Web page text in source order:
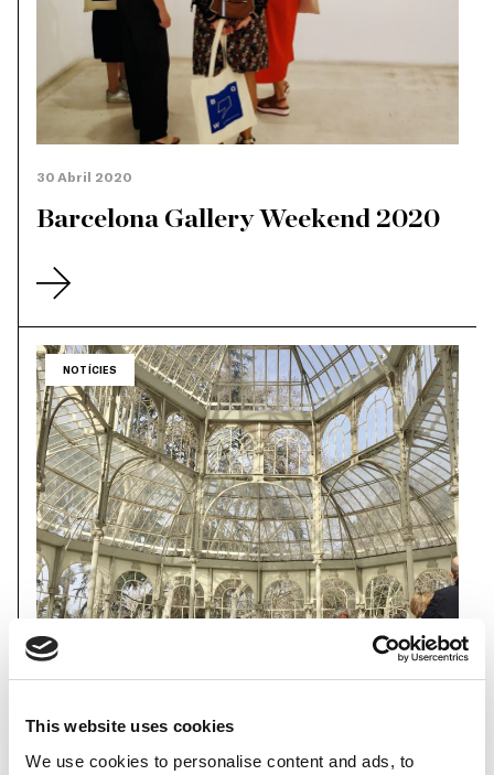
This website uses cookies
We use cookies to personalise content and ads, to
30 Abril 2020
Barcelona Gallery Weekend 2020
NOTÍCIES
27 Gener 2020